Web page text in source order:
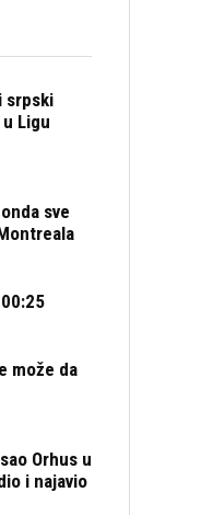
srpski
Ligu
sve
može da
Orhus u
i najavio